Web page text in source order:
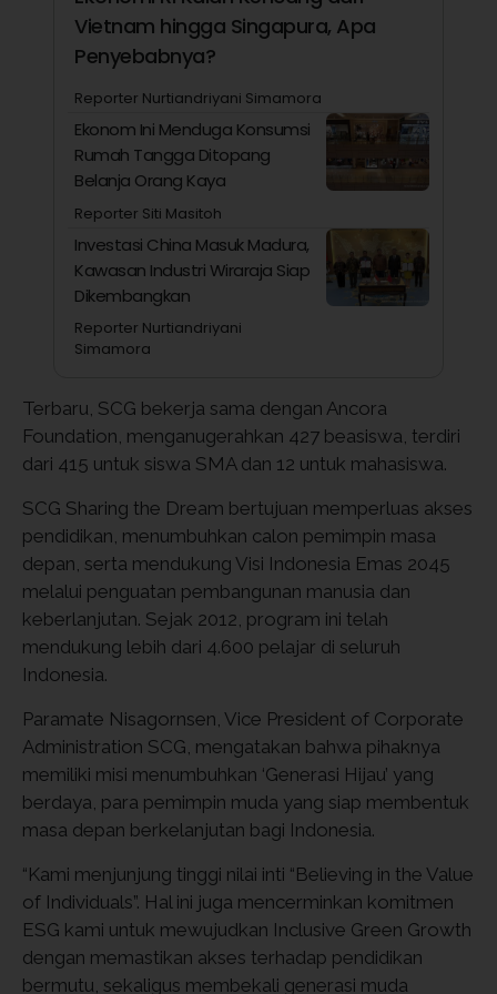
Vietnam hingga Singapura, Apa
Penyebabnya?
Reporter Nurtiandriyani Simamora
Ekonom Ini Menduga Konsumsi
Rumah Tangga Ditopang
Belanja Orang Kaya
Reporter Siti Masitoh
Investasi China Masuk Madura,
Kawasan Industri Wiraraja Siap
Dikembangkan
Reporter Nurtiandriyani
Simamora
Terbaru, SCG bekerja sama dengan Ancora
Foundation, menganugerahkan 427 beasiswa, terdiri
dari 415 untuk siswa SMA dan 12 untuk mahasiswa.
SCG Sharing the Dream bertujuan memperluas akses
pendidikan, menumbuhkan calon pemimpin masa
depan, serta mendukung Visi Indonesia Emas 2045
melalui penguatan pembangunan manusia dan
keberlanjutan. Sejak 2012, program ini telah
mendukung lebih dari 4.600 pelajar di seluruh
Indonesia.
Paramate Nisagornsen, Vice President of Corporate
Administration SCG, mengatakan bahwa pihaknya
memiliki misi menumbuhkan ‘Generasi Hijau’ yang
berdaya, para pemimpin muda yang siap membentuk
masa depan berkelanjutan bagi Indonesia.
“Kami menjunjung tinggi nilai inti “Believing in the Value
of Individuals”. Hal ini juga mencerminkan komitmen
ESG kami untuk mewujudkan Inclusive Green Growth
dengan memastikan akses terhadap pendidikan
bermutu, sekaligus membekali generasi muda